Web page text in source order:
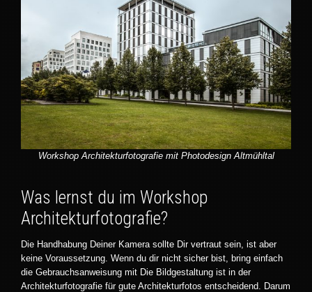
Workshop Architekturfotografie mit Photodesign Altmühltal
Was lernst du im Workshop
Architekturfotografie?
Die Handhabung Deiner Kamera sollte Dir vertraut sein, ist aber
keine Voraussetzung. Wenn du dir nicht sicher bist, bring einfach
die Gebrauchsanweisung mit Die Bildgestaltung ist in der
Architekturfotografie für gute Architekturfotos entscheidend. Darum